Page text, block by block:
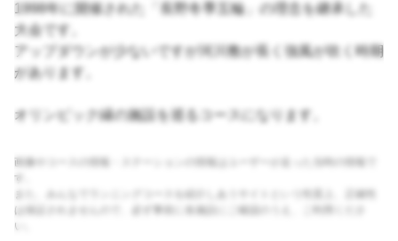
1998年に開催された「長野冬季五輪」の理念を継承した
大会です。
アップダウンが少ないですが河川敷が長く強風が吹く時期
があります。
オリンピック縁の施設を巡るコースになります。
画像やコースの情報・ステーションの情報はユーザーが走った当時の情報で
す。
また、みんなでランニングコースを紹介しあうサイトという性質上、正確性
は保証されませんので、必ず事前に各施設にご確認のうえ、ご利用くださ
い。